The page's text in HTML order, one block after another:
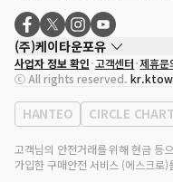
(주)케이타운포유
대표자
송효민
사업자등록번호
120-87-
통신판매업 신고번호 제2011-서
대표전화
02-552-9855
사업자 정보 확인 고객센터 제휴문
ⓒ All rights reserved.
HANTEO CIRCLE CHART
고객님의 안전거래를 위해 현금 등
가입한 구매안전 서비스 (에스크로)